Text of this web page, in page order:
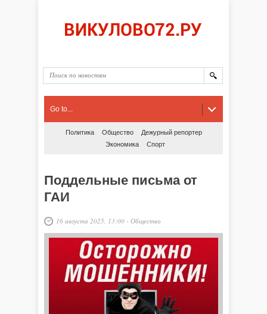
Go to...
Политика Общество
Дежурный репортер
Экономика
Спорт
Поддельные письма от
ГАИ
16 августа 2025, 13:00 - Общество